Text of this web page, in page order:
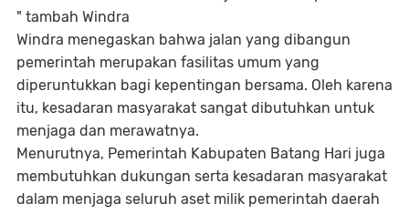
" tambah Windra
Windra menegaskan bahwa jalan yang dibangun
pemerintah merupakan fasilitas umum yang
diperuntukkan bagi kepentingan bersama. Oleh karena
itu, kesadaran masyarakat sangat dibutuhkan untuk
menjaga dan merawatnya.
Menurutnya, Pemerintah Kabupaten Batang Hari juga
membutuhkan dukungan serta kesadaran masyarakat
dalam menjaga seluruh aset milik pemerintah daerah